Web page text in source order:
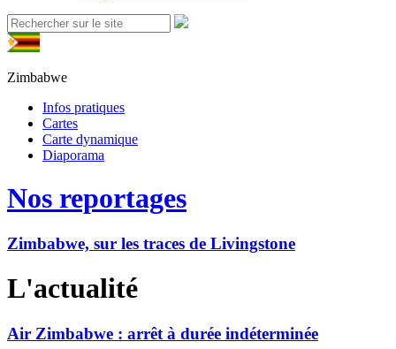
Zimbabwe
Infos pratiques
Cartes
Carte dynamique
Diaporama
Nos reportages
Zimbabwe, sur les traces de Livingstone
L'actualité
Air Zimbabwe : arrêt à durée indéterminée